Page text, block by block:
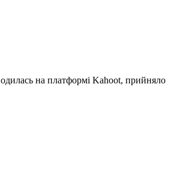
на платформі Kahoot, прийняло